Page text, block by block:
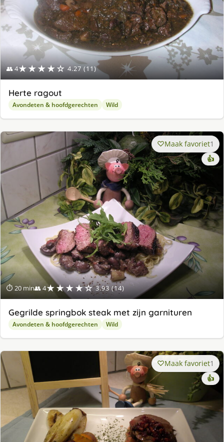
👥 4★★★★☆ 4.27 (11)
Herte ragout
Avondeten & hoofdgerechten Wild
⏱ 20 min👥 4★★★★☆ 3.93 (14)
Maak favoriet1
👍
Gegrilde springbok steak met zijn garnituren
Avondeten & hoofdgerechten Wild
Maak favoriet1
👍